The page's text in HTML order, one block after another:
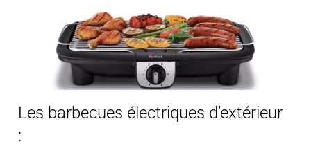
Les barbecues électriques d’extérieur
: